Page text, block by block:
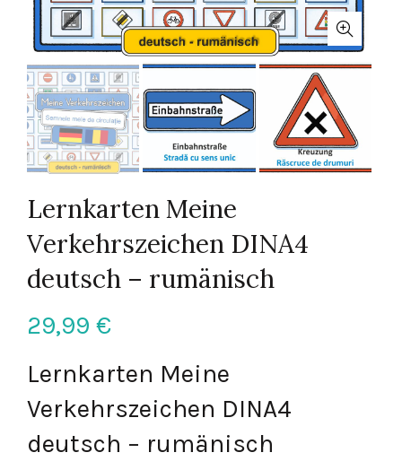
Lernkarten Meine
Verkehrszeichen DINA4
deutsch – rumänisch
29,99 €
Lernkarten Meine
Verkehrszeichen DINA4
deutsch – rumänisch